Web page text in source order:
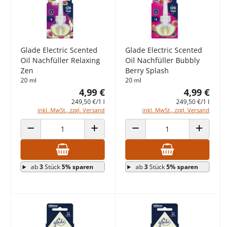
Glade Electric Scented
Oil Nachfüller Relaxing
Zen
20 ml
4,99 €
249,50 €/1 l
inkl. MwSt., zzgl. Versand
ANZAHL VERRINGERN ANZAHL ERHÖHEN
ab3Stück5% sparen
Glade Electric Scented
Oil Nachfüller Bubbly
Berry Splash
20 ml
4,99 €
249,50 €/1 l
inkl. MwSt., zzgl. Versand
ANZAHL VERRINGERN ANZAHL
ab3Stück5% sparen